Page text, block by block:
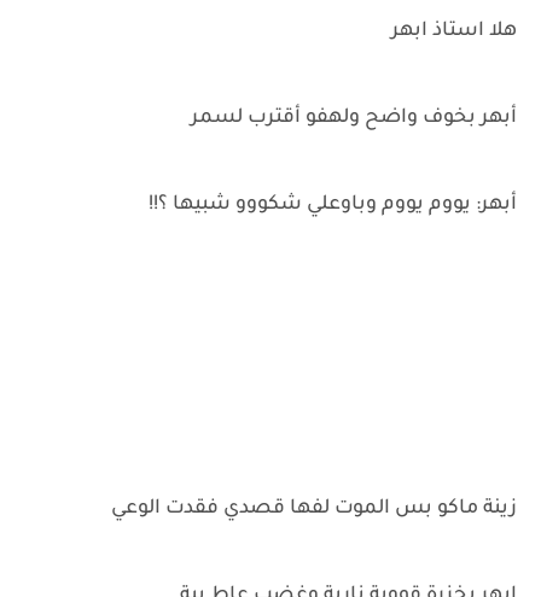
هلا استاذ ابهر
أبهر بخوف واضح ولهفو أقترب لسمر
أبهر: يووم يووم وباوعلي شكووو شبيها ؟!!
زينة ماكو بس الموت لفها قصدي فقدت الوعي